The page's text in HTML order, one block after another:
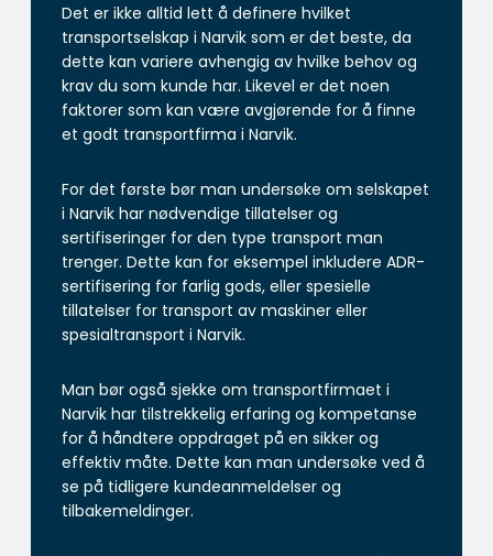
Det er ikke alltid lett å definere hvilket
transportselskap i Narvik som er det beste, da
dette kan variere avhengig av hvilke behov og
krav du som kunde har. Likevel er det noen
faktorer som kan være avgjørende for å finne
et godt transportfirma i Narvik.
For det første bør man undersøke om selskapet
i Narvik har nødvendige tillatelser og
sertifiseringer for den type transport man
trenger. Dette kan for eksempel inkludere ADR-
sertifisering for farlig gods, eller spesielle
tillatelser for transport av maskiner eller
spesialtransport i Narvik.
Man bør også sjekke om transportfirmaet i
Narvik har tilstrekkelig erfaring og kompetanse
for å håndtere oppdraget på en sikker og
effektiv måte. Dette kan man undersøke ved å
se på tidligere kundeanmeldelser og
tilbakemeldinger.